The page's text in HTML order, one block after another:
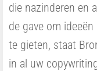
die nazinderen en
de gave om
te gieten, staat
in al uw